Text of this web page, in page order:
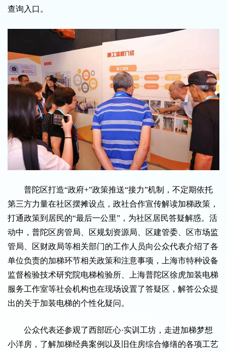
查询入口。
普陀区打造“政府+”政策推送“接力”机制，不定期依托
第三方力量在社区摆摊设点，政社合作宣传解读加梯政策，
打通政策到居民的“最后一公里”，为社区居民答疑解惑。活
动中，普陀区房管局、区规划资源局、区建管委、区市场监
管局、区财政局等相关部门的工作人员向公众代表介绍了各
单位负责的加梯环节相关政策和注意事项，上海市特种设备
监督检验技术研究院电梯检验所、上海普陀区徐虎加装电梯
服务工作室等社会机构也在现场设置了答疑区，解答公众提
出的关于加装电梯的个性化疑问。
公众代表还参观了西部匠心·实训工坊，走进加梯梦想
小洋房，了解加梯经典案例以及旧住房综合修缮的各项工艺